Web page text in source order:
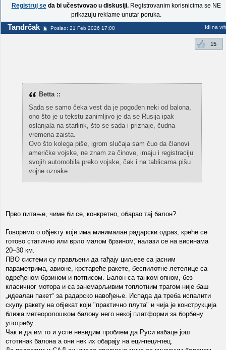
Registruj seda bi učestvovao u diskusiji.Registrovanim korisnicima se NE
prikazuju reklame unutar poruka.
Tandrčak Poslao: 21 Feb 2026 17:08 Idi na vrh
15
Betta ::
Sada se samo čeka vest da je pogođen neki od balona,
ono što je u tekstu zanimljivo je da se Rusija ipak
oslanjala na starlink, što se sada i priznaje, čudna
vremena zaista.
Ovo što kolega piše, igrom slučaja sam čuo da članovi
američke vojske, ne znam za činove, imaju i registraciju
svojih automobila preko vojske, čak i na tablicama pišu
vojne oznake.
Прво питање, чиме би се, конкретно, обарао тај балон?
Говоримо о објекту који:има минималан радарски одраз, креће се
готово статично или врло малом брзином, налази се на висинама
20–30 км.
ПВО системи су прављени да гађају циљеве са јасним
параметрима, авионе, крстареће ракете, беспилотне летелице са
одређеном брзином и потписом. Балон са танком опном, без
класичног мотора и са занемарљивим топлотним трагом није баш
„идеалан пакет“ за радарско навођење. Испада да треба испалити
скупу ракету на објекат који "практично плута" и чија је конструкција
ближа метеоролошком балону него некој платформи за борбену
употребу.
Чак и да им то и успе невидим проблем да Руси избаце још
стотинак балона а они нек их обарају на еци-пеци-пец.